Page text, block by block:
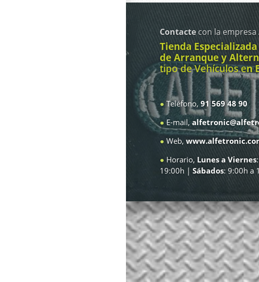
Contactecon la empresa
Tienda
de Arranque y
tipo de Vehículos en
● Teléfono,91 569 48 90
● E-mail,
● Web,
● Horario, Lunes a Viernes
19:00h |Sábados: 9:00h a